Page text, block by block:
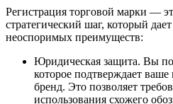
Регистрация торговой марки —
стратегический шаг, который
неоспоримых преимуществ:
Юридическая защита. Вы
которое подтверждает
бренд. Это позволяет
использования схожего